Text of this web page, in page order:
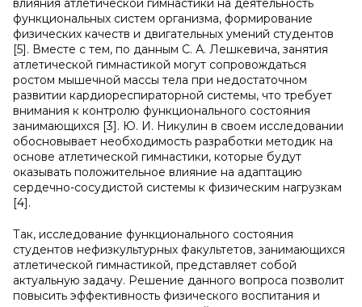
влияния атлетической гимнастики на деятельность
функциональных систем организма, формирование
физических качеств и двигательных умений студентов
[5]. Вместе с тем, по данным С. А. Лешкевича, занятия
атлетической гимнастикой могут сопровождаться
ростом мышечной массы тела при недостаточном
развитии кардиореспираторной системы, что требует
внимания к контролю функционального состояния
занимающихся [3]. Ю. И. Никулин в своем исследовании
обосновывает необходимость разработки методик на
основе атлетической гимнастики, которые будут
оказывать положительное влияние на адаптацию
сердечно-сосудистой системы к физическим нагрузкам
[4].
Так, исследование функционального состояния
студентов нефизкультурных факультетов, занимающихся
атлетической гимнастикой, представляет собой
актуальную задачу. Решение данного вопроса позволит
повысить эффективность физического воспитания и